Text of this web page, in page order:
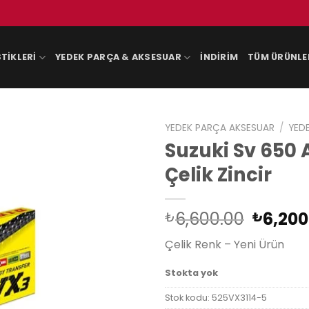
YEDEK PARÇA & AKSESUAR İNDIRIM TÜM
YEDEK PARÇA AKSESUAR /
Suzuki Sv 650
Çelik Zincir
₺6,600.00
fiyat:
₺
Çelik Renk – Yeni Ürün
Stokta yok
Stok kodu: 525VX3114-5